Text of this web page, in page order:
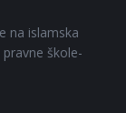
na islamska
škole-